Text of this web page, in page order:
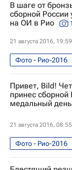
В шаге от
сборной
на ОИ в Рио
21 августа 2016, 19:59
Фото - Рио-2016
Спорт
Сборная России
Летние
Россия на
Привет, Bild!
принес сборной
медальный
21 августа 2016, 08:55
Фото - Рио-2016
Спорт